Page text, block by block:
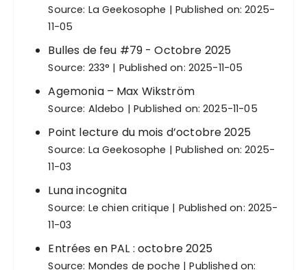
Source: La Geekosophe
Published on: 2025-
11-05
Bulles de feu #79 - Octobre 2025
Source: 233° Published on: 2025-11-05
Agemonia – Max Wikström
Source: Aldebo Published on: 2025-11-05
Point lecture du mois d’octobre 2025
Source: La Geekosophe
Published on: 2025-
11-03
Luna incognita
Source: Le chien critique
Published on: 2025-
11-03
Entrées en PAL : octobre 2025
Source: Mondes de poche
Published on: